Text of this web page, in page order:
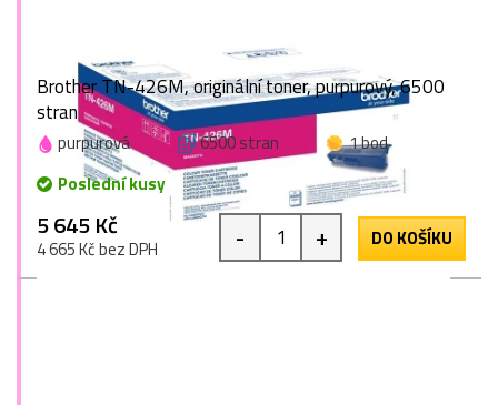
Brother TN-426M, originální toner, purpurový, 6500
stran
purpurová 6500 stran
1 bod
Poslední kusy
5 645 Kč
4 665 Kč bez DPH - + DO KOŠÍKU